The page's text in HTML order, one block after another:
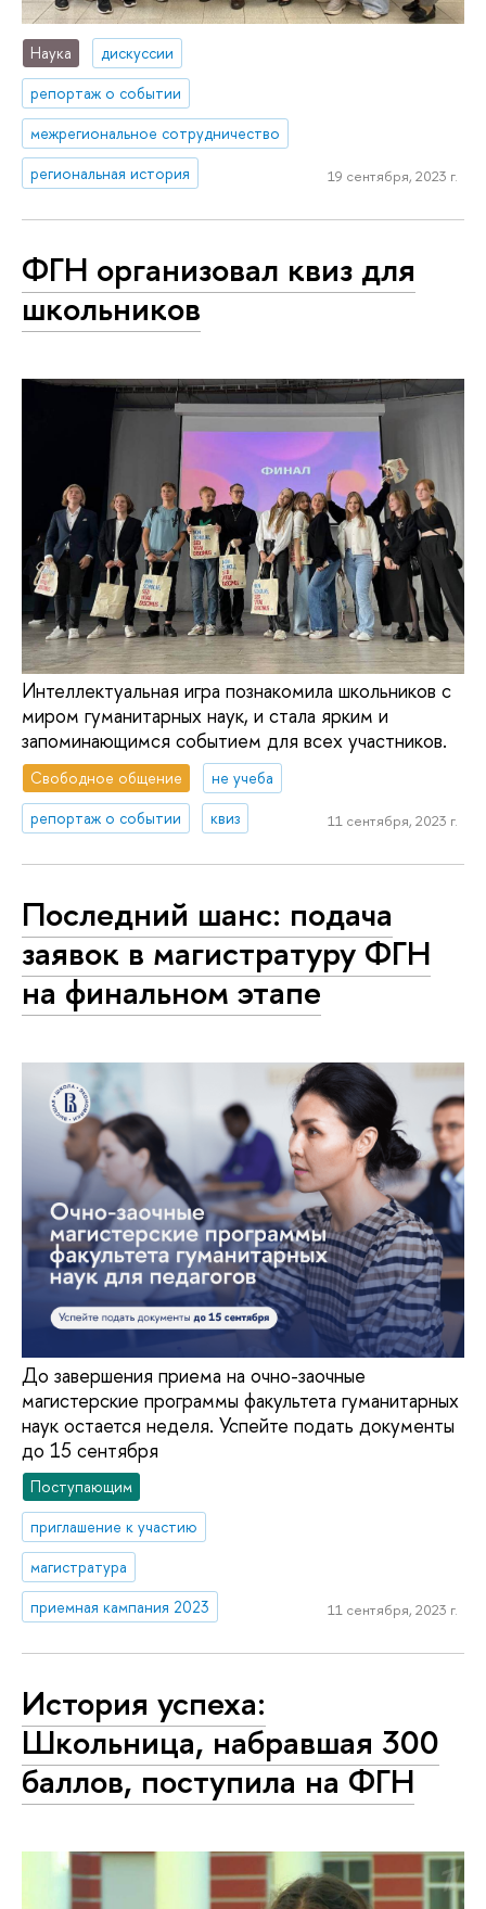
Наука
дискуссии
репортаж о событии
межрегиональное сотрудничество
региональная история
19 сентября, 2023 г.
ФГН организовал квиз для
школьников
Интеллектуальная игра познакомила школьников с
миром гуманитарных наук, и стала ярким и
запоминающимся событием для всех участников.
Свободное общение
не учеба
репортаж о событии
квиз 11 сентября, 2023 г.
Последний шанс: подача
заявок в магистратуру ФГН
на финальном этапе
До завершения приема на очно-заочные
магистерские программы факультета гуманитарных
наук остается неделя. Успейте подать документы
до 15 сентября
Поступающим
приглашение к участию
магистратура
приемная кампания 2023
11 сентября, 2023 г.
История успеха:
Школьница, набравшая 300
баллов, поступила на ФГН